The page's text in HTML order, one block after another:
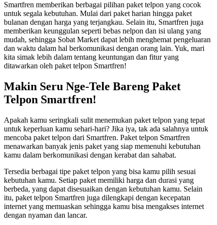
Smartfren memberikan berbagai pilihan paket telpon yang cocok
untuk segala kebutuhan. Mulai dari paket harian hingga paket
bulanan dengan harga yang terjangkau. Selain itu, Smartfren juga
memberikan keunggulan seperti bebas nelpon dan isi ulang yang
mudah, sehingga Sobat Market dapat lebih menghemat pengeluaran
dan waktu dalam hal berkomunikasi dengan orang lain. Yuk, mari
kita simak lebih dalam tentang keuntungan dan fitur yang
ditawarkan oleh paket telpon Smartfren!
Makin Seru Nge-Tele Bareng Paket
Telpon Smartfren!
Apakah kamu seringkali sulit menemukan paket telpon yang tepat
untuk keperluan kamu sehari-hari? Jika iya, tak ada salahnya untuk
mencoba paket telpon dari Smartfren. Paket telpon Smartfren
menawarkan banyak jenis paket yang siap memenuhi kebutuhan
kamu dalam berkomunikasi dengan kerabat dan sahabat.
Tersedia berbagai tipe paket telpon yang bisa kamu pilih sesuai
kebutuhan kamu. Setiap paket memiliki harga dan durasi yang
berbeda, yang dapat disesuaikan dengan kebutuhan kamu. Selain
itu, paket telpon Smartfren juga dilengkapi dengan kecepatan
internet yang memuaskan sehingga kamu bisa mengakses internet
dengan nyaman dan lancar.